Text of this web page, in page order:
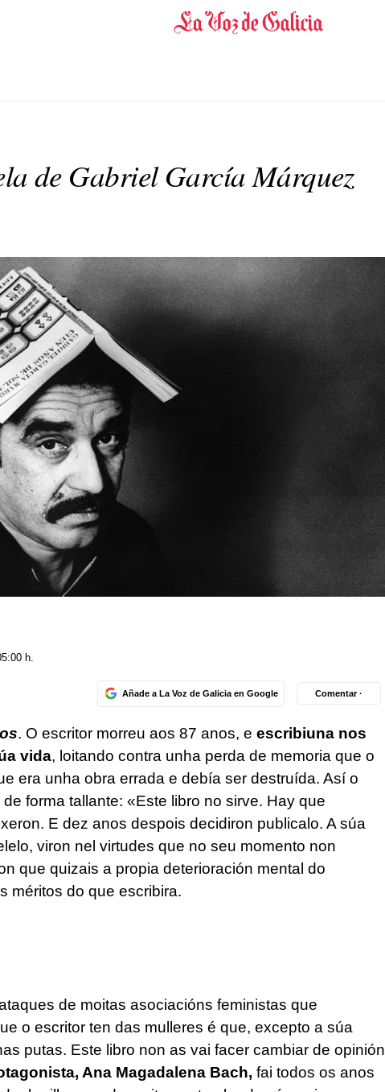
de Gabriel García Márquez
h.
Añade a La Voz de Galicia en Google Comentar ·
. O escritor morreu aos 87 anos, e escribiuna nos
vida, loitando contra unha perda de memoria que o
era unha obra errada e debía ser destruída. Así o
forma tallante: «Este libro no sirve. Hay que
E dez anos despois decidiron publicalo. A súa
viron nel virtudes que no seu momento non
que quizais a propia deterioración mental do
méritos do que escribira.
de moitas asociacións feministas que
o escritor ten das mulleres é que, excepto a súa
putas. Este libro non as vai facer cambiar de opinión
Ana Magadalena Bach, fai todos os anos